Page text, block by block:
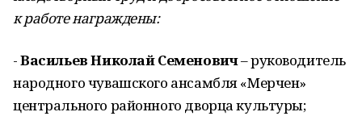
к работе награждены:
-Васильев Николай Семенович– руководитель
народного чувашского ансамбля «Мерчен»
центрального районного дворца культуры;